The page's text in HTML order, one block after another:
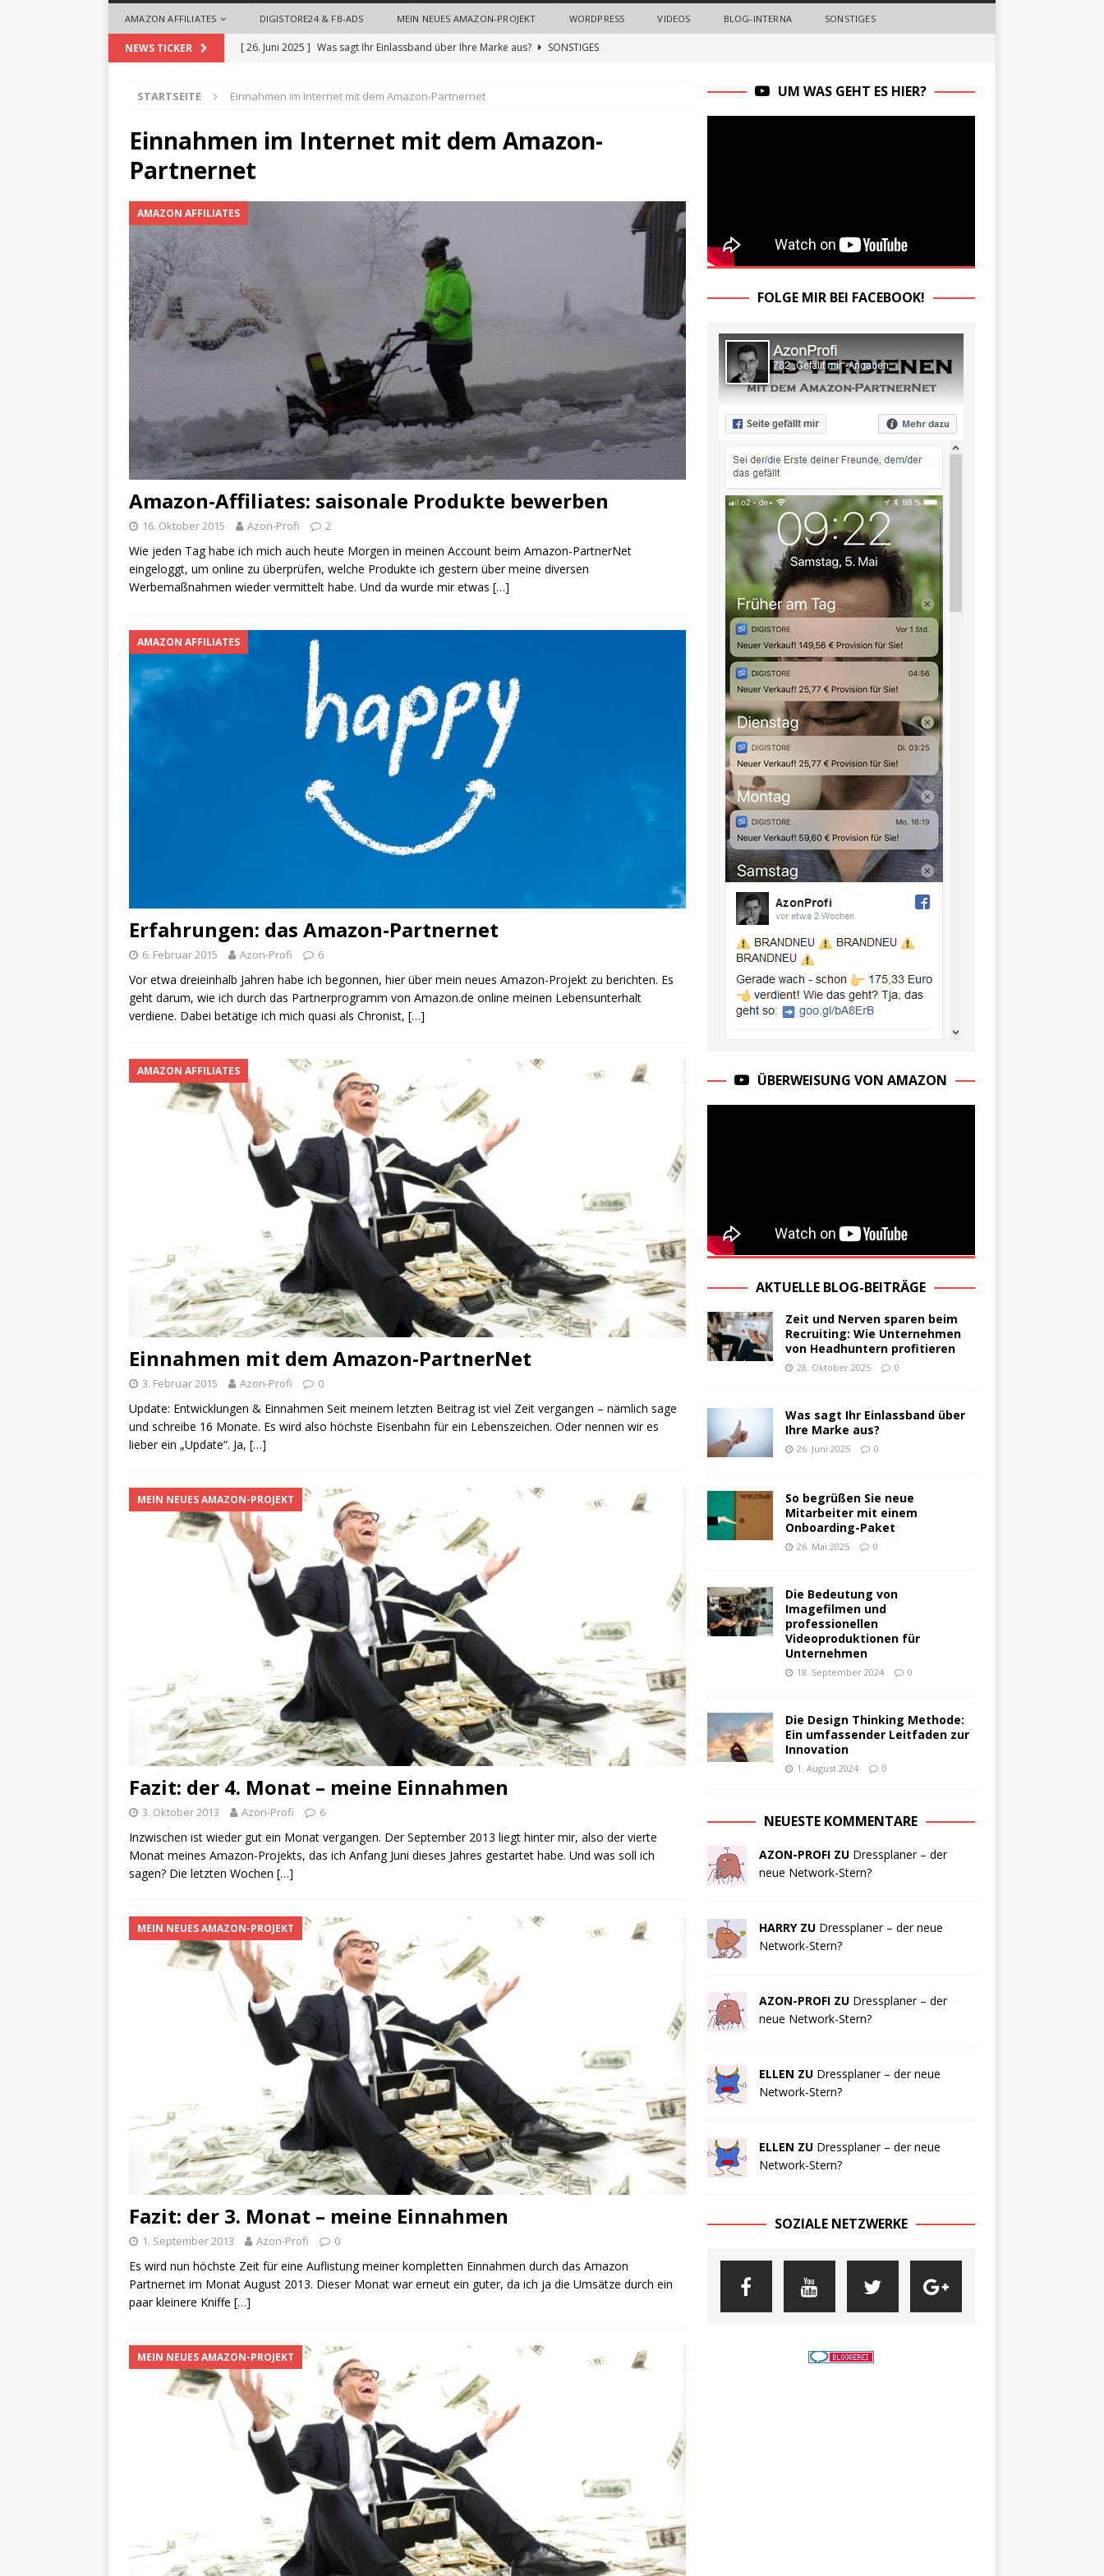
AMAZON AFFILIATES DIGISTORE24 & FB-ADS MEIN NEUES AMAZON-PROJEKT WORDPRESS VIDEOS BLOG-INTERNA SONSTIGES
NEWS TICKER [ 26. Juni 2025 ] Was sagt Ihr Einlassband über Ihre Marke aus?
SONSTIGES
ALLGEMEIN
[ 18. September 2024 ]
Die Bedeutung von Imagefilmen und professionellen
Zeit und Nerven sparen beim Recruiting: Wie Unternehmen von
Headhuntern profitieren
STARTSEITE Einnahmen im Internet mit dem Amazon-Partnernet
Einnahmen im Internet mit dem Amazon-
Partnernet
AMAZON AFFILIATES
Amazon-Affiliates: saisonale Produkte bewerben
16. Oktober 2015 Azon-Profi 2
Wie jeden Tag habe ich mich auch heute Morgen in meinen Account beim Amazon-PartnerNet
eingeloggt, um online zu überprüfen, welche Produkte ich gestern über meine diversen
Werbemaßnahmen wieder vermittelt habe. Und da wurde mir etwas […]
AMAZON AFFILIATES
Erfahrungen: das Amazon-Partnernet
6. Februar 2015 Azon-Profi 6
Vor etwa dreieinhalb Jahren habe ich begonnen, hier über mein neues Amazon-Projekt zu berichten. Es
geht darum, wie ich durch das Partnerprogramm von Amazon.de online meinen Lebensunterhalt
verdiene. Dabei betätige ich mich quasi als Chronist, […]
AMAZON AFFILIATES
Einnahmen mit dem Amazon-PartnerNet
3. Februar 2015 Azon-Profi 0
Update: Entwicklungen & Einnahmen Seit meinem letzten Beitrag ist viel Zeit vergangen – nämlich sage
und schreibe 16 Monate. Es wird also höchste Eisenbahn für ein Lebenszeichen. Oder nennen wir es
lieber ein „Update“. Ja, […]
MEIN NEUES AMAZON-PROJEKT
Fazit: der 4. Monat – meine Einnahmen
3. Oktober 2013 Azon-Profi 6
Inzwischen ist wieder gut ein Monat vergangen. Der September 2013 liegt hinter mir, also der vierte
Monat meines Amazon-Projekts, das ich Anfang Juni dieses Jahres gestartet habe. Und was soll ich
sagen? Die letzten Wochen […]
MEIN NEUES AMAZON-PROJEKT
Fazit: der 3. Monat – meine Einnahmen
1. September 2013 Azon-Profi 0
Es wird nun höchste Zeit für eine Auflistung meiner kompletten Einnahmen durch das Amazon
Partnernet im Monat August 2013. Dieser Monat war erneut ein guter, da ich ja die Umsätze durch ein
paar kleinere Kniffe […]
MEIN NEUES AMAZON-PROJEKT
UM WAS GEHT ES HIER?
FOLGE MIR BEI FACEBOOK!
ÜBERWEISUNG VON AMAZON
AKTUELLE BLOG-BEITRÄGE
Zeit und Nerven sparen beim
Recruiting: Wie Unternehmen
von Headhuntern profitieren
28. Oktober 2025 0
Was sagt Ihr Einlassband über
Ihre Marke aus?
26. Juni 2025 0
So begrüßen Sie neue
Mitarbeiter mit einem
Onboarding-Paket
26. Mai 2025 0
Die Bedeutung von
Imagefilmen und
professionellen
Videoproduktionen für
Unternehmen
18. September 2024 0
Die Design Thinking Methode:
Ein umfassender Leitfaden zur
Innovation
1. August 2024 0
NEUESTE KOMMENTARE
AZON-PROFI ZU Dressplaner – der
neue Network-Stern?
HARRY ZU Dressplaner – der neue
Network-Stern?
AZON-PROFI ZU Dressplaner – der
neue Network-Stern?
ELLEN ZU Dressplaner – der neue
Network-Stern?
ELLEN ZU Dressplaner – der neue
Network-Stern?
SOZIALE NETZWERKE